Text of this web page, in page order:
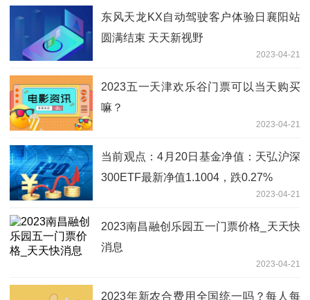
东风天龙KX自动驾驶客户体验日襄阳站
圆满结束 天天新视野
2023-04-21
2023五一天津欢乐谷门票可以当天购买
嘛？
2023-04-21
当前观点：4月20日基金净值：天弘沪深
300ETF最新净值1.1004，跌0.27%
2023-04-21
2023南昌融创乐园五一门票价格_天天快
消息
2023-04-21
2023年新农合费用全国统一吗？每人每